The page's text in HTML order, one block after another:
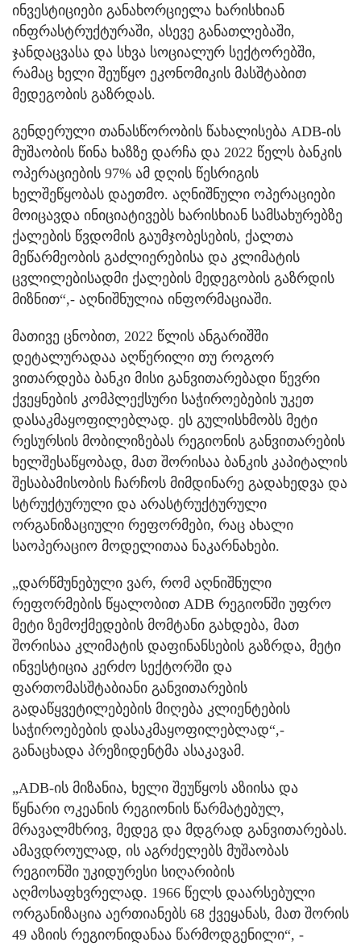
ინვესტიციები განახორციელა ხარისხიან
ინფრასტრუქტურაში, ასევე განათლებაში,
ჯანდაცვასა და სხვა სოციალურ სექტორებში,
რამაც ხელი შეუწყო ეკონომიკის მასშტაბით
მედეგობის გაზრდას.
გენდერული თანასწორობის წახალისება ADB-ის
მუშაობის წინა ხაზზე დარჩა და 2022 წელს ბანკის
ოპერაციების 97% ამ დღის წესრიგის
ხელშეწყობას დაეთმო. აღნიშნული ოპერაციები
მოიცავდა ინიციატივებს ხარისხიან სამსახურებზე
ქალების წვდომის გაუმჯობესების, ქალთა
მეწარმეობის გაძლიერებისა და კლიმატის
ცვლილებისადმი ქალების მედეგობის გაზრდის
მიზნით“,- აღნიშნულია ინფორმაციაში.
მათივე ცნობით, 2022 წლის ანგარიშში
დეტალურადაა აღწერილი თუ როგორ
ვითარდება ბანკი მისი განვითარებადი წევრი
ქვეყნების კომპლექსური საჭიროებების უკეთ
დასაკმაყოფილებლად. ეს გულისხმობს მეტი
რესურსის მობილიზებას რეგიონის განვითარების
ხელშესაწყობად, მათ შორისაა ბანკის კაპიტალის
შესაბამისობის ჩარჩოს მიმდინარე გადახედვა და
სტრუქტურული და არასტრუქტურული
ორგანიზაციული რეფორმები, რაც ახალი
საოპერაციო მოდელითაა ნაკარნახები.
„დარწმუნებული ვარ, რომ აღნიშნული
რეფორმების წყალობით ADB რეგიონში უფრო
მეტი ზემოქმედების მომტანი გახდება, მათ
შორისაა კლიმატის დაფინანსების გაზრდა, მეტი
ინვესტიცია კერძო სექტორში და
ფართომასშტაბიანი განვითარების
გადაწყვეტილებების მიღება კლიენტების
საჭიროებების დასაკმაყოფილებლად“,-
განაცხადა პრეზიდენტმა ასაკავამ.
„ADB-ის მიზანია, ხელი შეუწყოს აზიისა და
წყნარი ოკეანის რეგიონის წარმატებულ,
მრავალმხრივ, მედეგ და მდგრად განვითარებას.
ამავდროულად, ის აგრძელებს მუშაობას
რეგიონში უკიდურესი სიღარიბის
აღმოსაფხვრელად. 1966 წელს დაარსებული
ორგანიზაცია აერთიანებს 68 ქვეყანას, მათ შორის
49 აზიის რეგიონიდანაა წარმოდგენილი“, -